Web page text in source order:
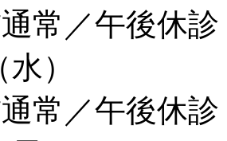
常／午後休診
）
常／午後休診